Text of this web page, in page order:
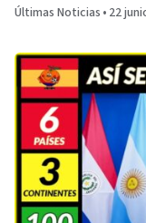
Últimas Noticias • 22